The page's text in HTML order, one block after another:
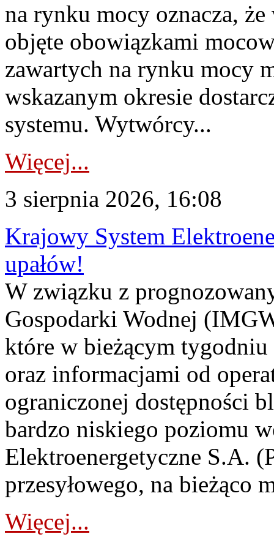
na rynku mocy oznacza,
objęte obowiązkami
zawartych na rynku mocy
wskazanym okresie
systemu. Wytwórcy...
Więcej...
3 sierpnia 2026, 16:08
Krajowy System
upałów!
W związku z
Gospodarki Wodnej
które w bieżącym tygodniu
oraz informacjami od
ograniczonej dostępności
bardzo niskiego poziomu
Elektroenergetyczne S.A.
przesyłowego, na bieżąco
Więcej...